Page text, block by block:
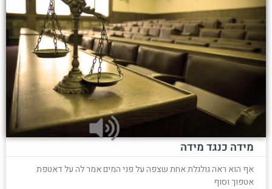
מידה כנגד מידה
אף הוא ראה גולגלת אחת שצפה על פני המים אמר לה על דאטפת
אטפוך וסוף